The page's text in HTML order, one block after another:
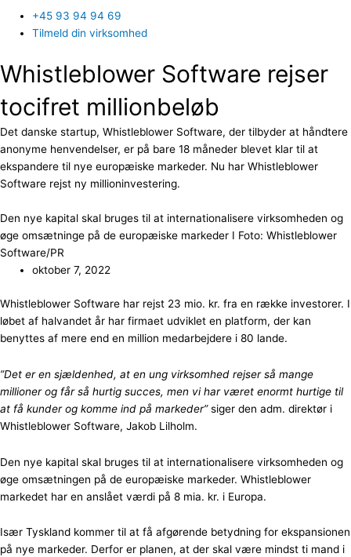
+45 93 94 94 69
Tilmeld din virksomhed
Whistleblower Software rejser
tocifret millionbeløb
Det danske startup, Whistleblower Software, der tilbyder at håndtere
anonyme henvendelser, er på bare 18 måneder blevet klar til at
ekspandere til nye europæiske markeder. Nu har Whistleblower
Software rejst ny millioninvestering.
Den nye kapital skal bruges til at internationalisere virksomheden og
øge omsætninge på de europæiske markeder I Foto: Whistleblower
Software/PR
oktober 7, 2022
Whistleblower Software har rejst 23 mio. kr. fra en række investorer. I
løbet af halvandet år har firmaet udviklet en platform, der kan
benyttes af mere end en million medarbejdere i 80 lande.
”Det er en sjældenhed, at en ung virksomhed rejser så mange
millioner og får så hurtig succes, men vi har været enormt hurtige til
at få kunder og komme ind på markeder”siger den adm. direktør i
Whistleblower Software, Jakob Lilholm.
Den nye kapital skal bruges til at internationalisere virksomheden og
øge omsætningen på de europæiske markeder. Whistleblower
markedet har en anslået værdi på 8 mia. kr. i Europa.
Især Tyskland kommer til at få afgørende betydning for ekspansionen
på nye markeder. Derfor er planen, at der skal være mindst ti mand i